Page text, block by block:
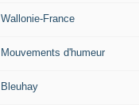
Wallonie-France
Mouvements d'humeur
Bleuhay